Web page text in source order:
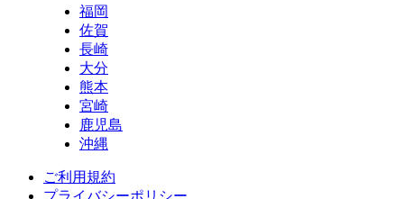
福岡
佐賀
長崎
大分
熊本
宮崎
鹿児島
沖縄
ご利用規約
プライバシーポリシー